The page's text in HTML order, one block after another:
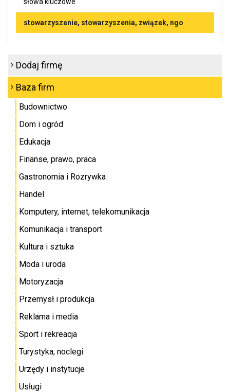
stowarzyszenie, stowarzyszenia, związek, ngo
Dodaj firmę
Baza firm
Budownictwo
Dom i ogród
Edukacja
Finanse, prawo, praca
Gastronomia i Rozrywka
Handel
Komputery, internet, telekomunikacja
Komunikacja i transport
Kultura i sztuka
Moda i uroda
Motoryzacja
Przemysł i produkcja
Reklama i media
Sport i rekreacja
Turystyka, noclegi
Urzędy i instytucje
Usługi